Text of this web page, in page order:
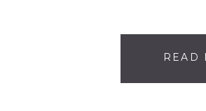
READ